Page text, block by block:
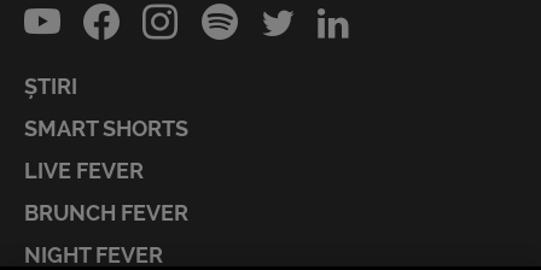
ȘTIRI
SMART SHORTS
LIVE FEVER
BRUNCH FEVER
NIGHT FEVER